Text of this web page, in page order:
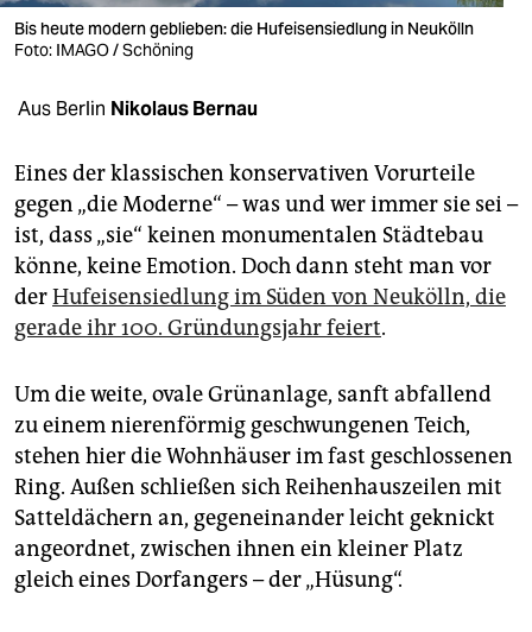
shop
unterstützen
abo
genossenschaft
epaper login
Bis heute modern geblieben: die Hufeisensiedlung in Neukölln
Foto: IMAGO / Schöning
Aus Berlin Nikolaus Bernau
Eines der klassischen konservativen Vorurteile
gegen „die Moderne“ – was und wer immer sie sei –
ist, dass „sie“ keinen monumentalen Städtebau
könne, keine Emotion. Doch dann steht man vor
derHufeisensiedlung im Süden von Neukölln, die
gerade ihr 100. Gründungsjahr feiert.
Um die weite, ovale Grünanlage, sanft abfallend
zu einem nierenförmig geschwungenen Teich,
stehen hier die Wohnhäuser im fast geschlossenen
Ring. Außen schließen sich Reihenhauszeilen mit
Satteldächern an, gegeneinander leicht geknickt
angeordnet, zwischen ihnen ein kleiner Platz
gleich eines Dorfangers – der „Hüsung“.